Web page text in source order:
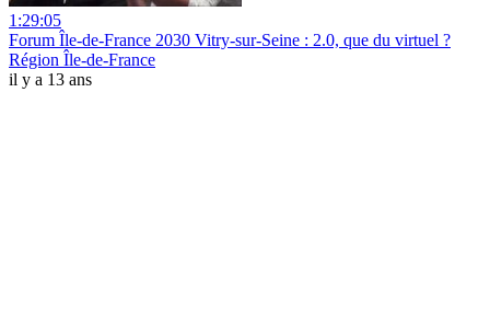
1:29:05
Forum Île-de-France 2030 Vitry-sur-Seine : 2.0, que du virtuel ?
Région Île-de-France
il y a 13 ans